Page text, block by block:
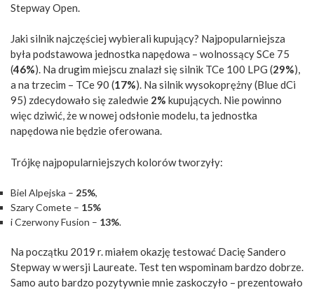
Stepway Open.
Jaki silnik najczęściej wybierali kupujący? Najpopularniejsza
była podstawowa jednostka napędowa – wolnossący SCe 75
(46%). Na drugim miejscu znalazł się silnik TCe 100 LPG (29%),
a na trzecim – TCe 90 (17%). Na silnik wysokoprężny (Blue dCi
95) zdecydowało się zaledwie 2% kupujących. Nie powinno
więc dziwić, że w nowej odsłonie modelu, ta jednostka
napędowa nie będzie oferowana.
Trójkę najpopularniejszych kolorów tworzyły:
Biel Alpejska – 25%,
Szary Comete – 15%
i Czerwony Fusion – 13%.
Na początku 2019 r. miałem okazję testować Dacię Sandero
Stepway w wersji Laureate. Test ten wspominam bardzo dobrze.
Samo auto bardzo pozytywnie mnie zaskoczyło – prezentowało